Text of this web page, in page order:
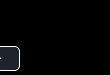
Video